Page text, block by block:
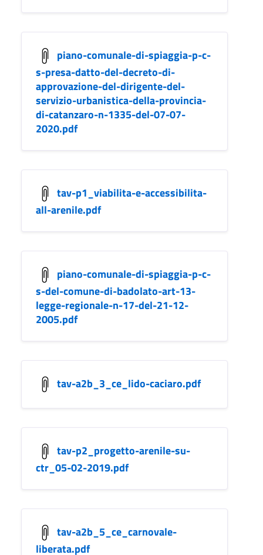
piano-comunale-di-spiaggia-p-c-
s-presa-datto-del-decreto-di-
approvazione-del-dirigente-del-
servizio-urbanistica-della-provincia-
di-catanzaro-n-1335-del-07-07-
2020.pdf
tav-p1_viabilita-e-accessibilita-
all-arenile.pdf
piano-comunale-di-spiaggia-p-c-
s-del-comune-di-badolato-art-13-
legge-regionale-n-17-del-21-12-
2005.pdf
tav-a2b_3_ce_lido-caciaro.pdf
tav-p2_progetto-arenile-su-
ctr_05-02-2019.pdf
tav-a2b_5_ce_carnovale-
liberata.pdf